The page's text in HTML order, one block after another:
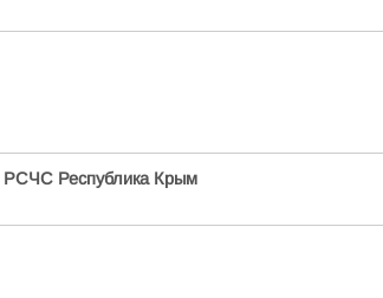
РСЧС Республика Крым